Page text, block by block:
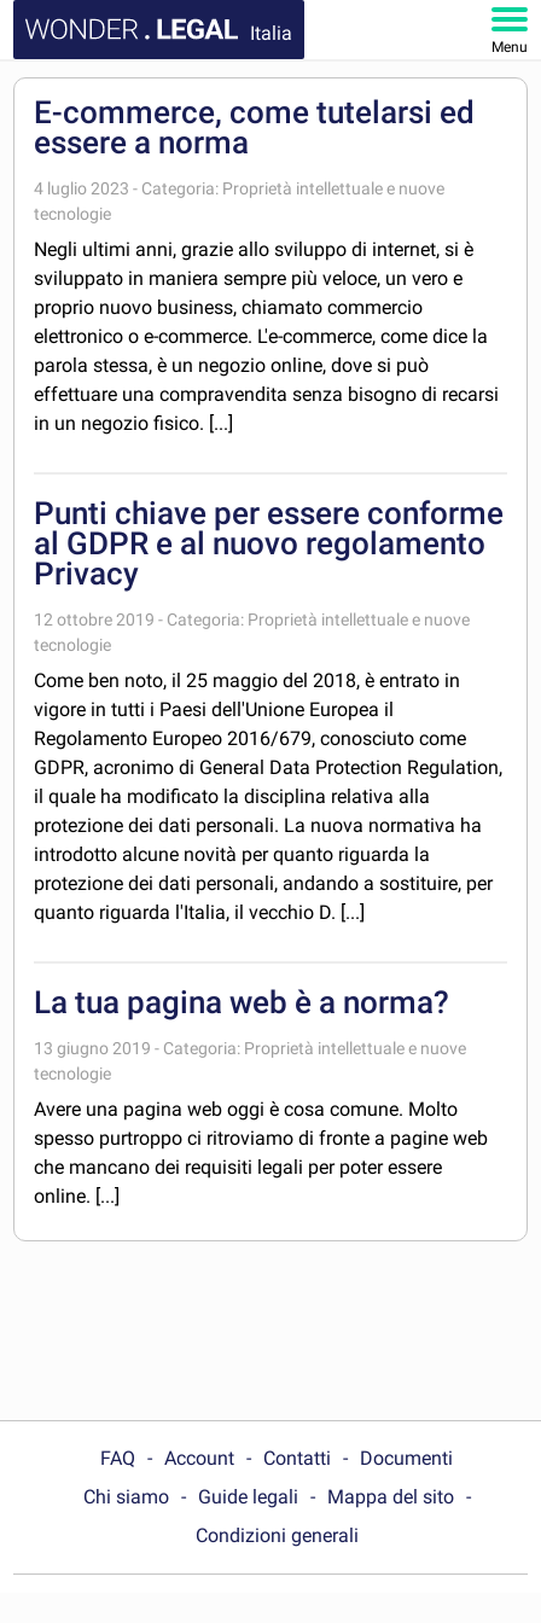
Italia
Menu
DOCUMENTI
FAQ
IL MIO ACCOUNT
E-commerce, come tutelarsi ed
essere a norma
4 luglio 2023 - Categoria: Proprietà intellettuale e nuove
tecnologie
Negli ultimi anni, grazie allo sviluppo di internet, si è
sviluppato in maniera sempre più veloce, un vero e
proprio nuovo business, chiamato commercio
elettronico o e-commerce. L'e-commerce, come dice la
parola stessa, è un negozio online, dove si può
effettuare una compravendita senza bisogno di recarsi
in un negozio fisico. [...]
Punti chiave per essere conforme
al GDPR e al nuovo regolamento
Privacy
12 ottobre 2019 - Categoria: Proprietà intellettuale e nuove
tecnologie
Come ben noto, il 25 maggio del 2018, è entrato in
vigore in tutti i Paesi dell'Unione Europea il
Regolamento Europeo 2016/679, conosciuto come
GDPR, acronimo di General Data Protection Regulation,
il quale ha modificato la disciplina relativa alla
protezione dei dati personali. La nuova normativa ha
introdotto alcune novità per quanto riguarda la
protezione dei dati personali, andando a sostituire, per
quanto riguarda l'Italia, il vecchio D. [...]
La tua pagina web è a norma?
13 giugno 2019 - Categoria: Proprietà intellettuale e nuove
tecnologie
Avere una pagina web oggi è cosa comune. Molto
spesso purtroppo ci ritroviamo di fronte a pagine web
che mancano dei requisiti legali per poter essere
online. [...]
FAQ Account Contatti
Documenti
Chi siamo
Guide legali
Mappa del sito
Condizioni generali